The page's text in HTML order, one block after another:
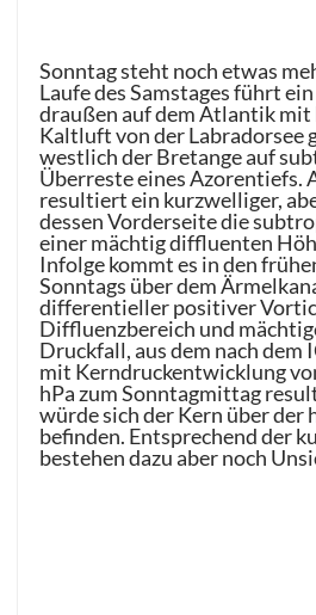
Sonntag steht noch etwas
Laufe des Samstages führt
draußen auf dem Atlantik
Kaltluft von der Labradorsee
westlich der Bretange auf
Überreste eines Azorentiefs.
resultiert ein kurzwelliger,
dessen Vorderseite die
einer mächtig diffluenten
Infolge kommt es in den
Sonntags über dem
differentieller positiver
Diffluenzbereich und
Druckfall, aus dem nach dem
mit Kerndruckentwicklung
hPa zum Sonntagmittag
würde sich der Kern über
befinden. Entsprechend der
bestehen dazu aber noch